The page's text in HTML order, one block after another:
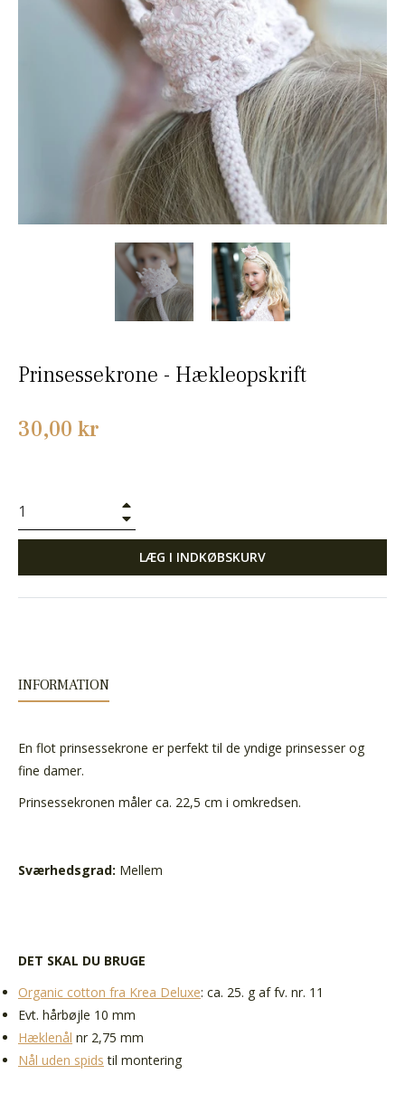
Prinsessekrone - Hækleopskrift
Normalpris
30,00 kr
LÆG I INDKØBSKURV
INFORMATION
En flot prinsessekrone er perfekt til de yndige prinsesser og
fine damer.
Prinsessekronen måler ca. 22,5 cm i omkredsen.
Sværhedsgrad: Mellem
DET SKAL DU BRUGE
Organic cotton fra Krea Deluxe: ca. 25. g af fv. nr. 11
Evt. hårbøjle 10 mm
Hæklenål nr 2,75 mm
Nål uden spids til montering